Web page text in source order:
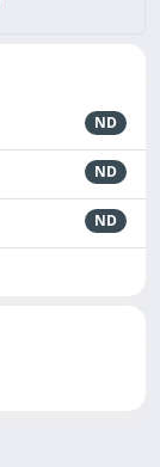
ND
ND
ND